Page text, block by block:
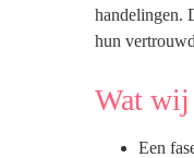
handelingen.
hun
Wat wij
Een